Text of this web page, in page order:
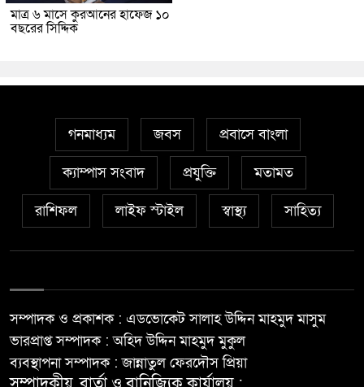
মাত্র ৬ মাসে কুরআনের হাফেজ ১০
বছরের সিদ্দিক
গনমাধ্যম জবস প্রবাসে বাংলা
ক্যাম্পাস সংবাদ প্রযুক্তি মতামত
রাশিফল লাইফ স্টাইল স্বাস্থ্য সাহিত্য
সম্পাদক ও প্রকাশক : এডভোকেট সালাহ উদ্দিন মাহমুদ মাসুম
ভারপ্রাপ্ত সম্পাদক : অহিদ উদ্দিন মাহমুদ মুকুল
ব্যবস্থাপনা সম্পাদক : জান্নাতুল ফেরদৌস প্রিয়া